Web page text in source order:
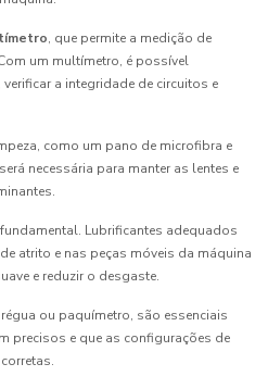
, que permite a medição de
um multímetro, é possível
a integridade de circuitos e
como um pano de microfibra e
necessária para manter as lentes e
Lubrificantes adequados
atrito e nas peças móveis da máquina
e reduzir o desgaste.
ou paquímetro, são essenciais
precisos e que as configurações de